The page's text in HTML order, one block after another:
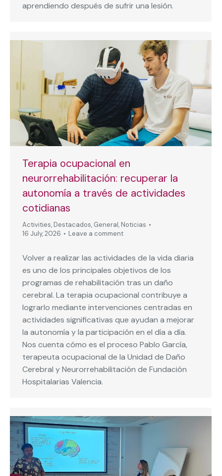
aprendiendo después de sufrir una lesión.
Terapia ocupacional en
neurorrehabilitación: recuperar la
autonomía a través de actividades
cotidianas
Activities, Destacados, General, Noticias
16 July, 2026
Leave a comment
Volver a realizar las actividades de la vida diaria
es uno de los principales objetivos de los
programas de rehabilitación tras un daño
cerebral. La terapia ocupacional contribuye a
lograrlo mediante intervenciones centradas en
actividades significativas que ayudan a mejorar
la autonomía y la participación en el día a día.
Nos cuenta cómo es el proceso Pablo García,
terapeuta ocupacional de la Unidad de Daño
Cerebral y Neurorrehabilitación de Fundación
Hospitalarias Valencia.